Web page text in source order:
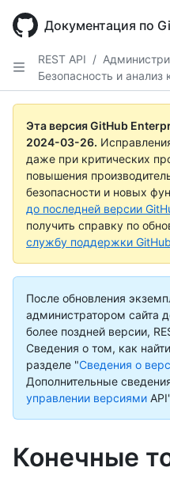
main
Документация по
REST API /
Безопасность и анализ
Эта версия GitHub
2024-03-26.
даже при критических
повышения
безопасности и новых
до последней версии
получить справку по
службу поддержки
После обновления
администратором сайта
более поздней версии,
Сведения о том, как
разделе "Сведения о
Дополнительные
управлении версиями
Конечные